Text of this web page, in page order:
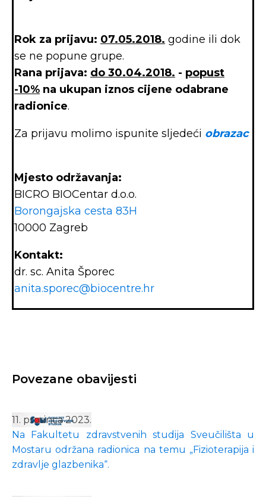
Rok za prijavu: 07.05.2018. godine ili dok
se ne popune grupe.
Rana prijava: do 30.04.2018. - popust
-10% na ukupan iznos cijene odabrane
radionice.
Za prijavu molimo ispunite sljedeći obrazac
Mjesto održavanja:
BICRO BIOCentar d.o.o.
Borongajska cesta 83H
10000 Zagreb
Kontakt:
dr. sc. Anita Šporec
anita.sporec@biocentre.hr
Povezane obavijesti
11. prosinca 2023.
Na Fakultetu zdravstvenih studija Sveučilišta u
Mostaru održana radionica na temu „Fizioterapija i
zdravlje glazbenika“.